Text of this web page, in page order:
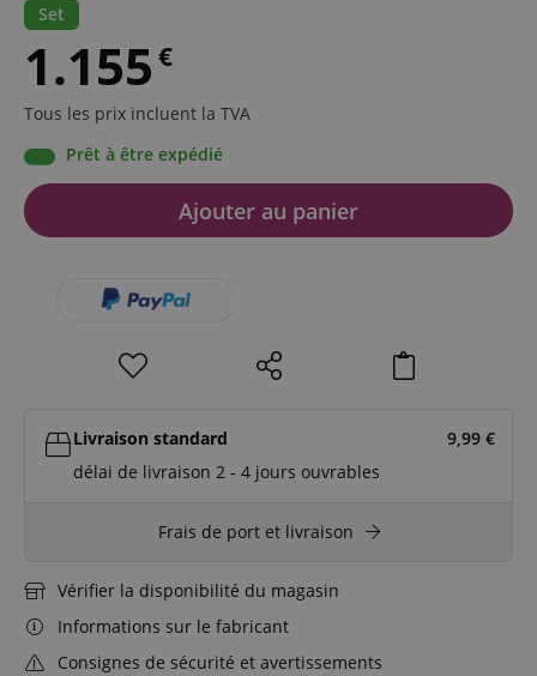
Set
1.155 €
Tous les prix incluent la TVA
Prêt à être expédié
Ajouter au panier
Livraison standard 9,99 €
délai de livraison 2 - 4 jours ouvrables
Frais de port et livraison
Vérifier la disponibilité du magasin
Informations sur le fabricant
Consignes de sécurité et avertissements